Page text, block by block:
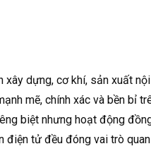
dựng, cơ khí, sản xuất
mẽ, chính xác và bền bỉ
biệt nhưng hoạt động
điện tử đều đóng vai trò